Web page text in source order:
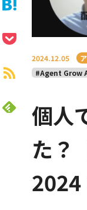
2024.12.05
#Agent Grow
個人
た？
2024